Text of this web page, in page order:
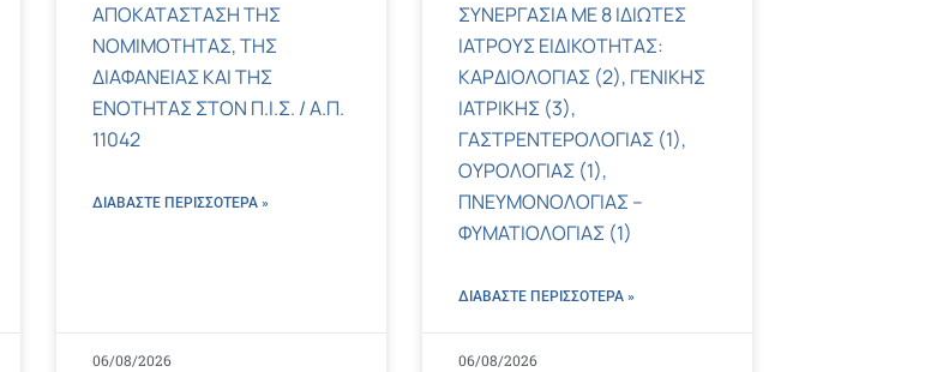
ΑΠΟΚΑΤΑΣΤΑΣΗ ΤΗΣ
ΝΟΜΙΜΟΤΗΤΑΣ, ΤΗΣ
ΔΙΑΦΑΝΕΙΑΣ ΚΑΙ ΤΗΣ
ΕΝΟΤΗΤΑΣ ΣΤΟΝ Π.Ι.Σ. / Α.Π.
11042
ΔΙΑΒΑΣΤΕ ΠΕΡΙΣΣΌΤΕΡΑ »
06/08/2026
ΣΥΝΕΡΓΑΣΙΑ ΜΕ 8 ΙΔΙΩΤΕΣ
ΙΑΤΡΟΥΣ ΕΙΔΙΚΟΤΗΤΑΣ:
ΚΑΡΔΙΟΛΟΓΙΑΣ (2), ΓΕΝΙΚΗΣ
ΙΑΤΡΙΚΗΣ (3),
ΓΑΣΤΡΕΝΤΕΡΟΛΟΓΙΑΣ (1),
ΟΥΡΟΛΟΓΙΑΣ (1),
ΠΝΕΥΜΟΝΟΛΟΓΙΑΣ –
ΦΥΜΑΤΙΟΛΟΓΙΑΣ (1)
ΔΙΑΒΑΣΤΕ ΠΕΡΙΣΣΌΤΕΡΑ »
06/08/2026